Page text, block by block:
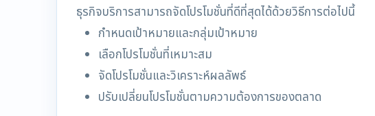
ธุรกิจบริการสามารถจัดโปรโมชั่นที่ดีที่สุดได้ด้วยวิธีการต่อไปนี้
กำหนดเป้าหมายและกลุ่มเป้าหมาย
เลือกโปรโมชั่นที่เหมาะสม
จัดโปรโมชั่นและวิเคราะห์ผลลัพธ์
ปรับเปลี่ยนโปรโมชั่นตามความต้องการของตลาด